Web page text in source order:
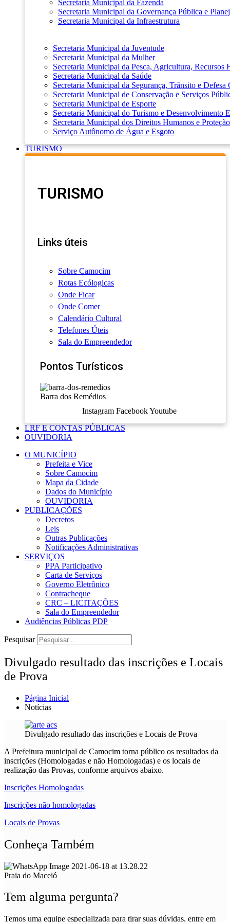
Secretaria Municipal da Fazenda
Secretaria Municipal da Governança Pública e
Secretaria Municipal da Infraestrutura
Secretaria Municipal da Juventude
Secretaria Municipal da Mulher
Secretaria Municipal da Pesca, Agricultura, Recursos
Secretaria Municipal da Saúde
Secretaria Municipal da Segurança, Trânsito e Defesa
Secretaria Municipal de Conservação e Serviços
Secretaria Municipal de Esporte
Secretaria Municipal do Turismo e Desenvolvimento
Secretaria Municipal dos Direitos Humanos e
Serviço Autônomo de Água e Esgoto
TURISMO
TURISMO
Links úteis
Sobre Camocim
Rotas Ecólogicas
Onde Ficar
Onde Comer
Calendário Cultural
Telefones Úteis
Sala do Empreendedor
Pontos Turísticos
Barra dos Remédios
Instagram Facebook Youtube
LRF E CONTAS PÚBLICAS
OUVIDORIA
O MUNICÍPIO
Prefeita e Vice
Sobre Camocim
Mapa da Cidade
Dados do Município
OUVIDORIA
PUBLICAÇÕES
Decretos
Leis
Outras Publicações
Notificações Administrativas
SERVIÇOS
PPA Participativo
Carta de Serviços
Governo Eletrônico
Contracheque
CRC – LICITAÇÕES
Sala do Empreendedor
Audiências Públicas PDP
Pesquisar
Divulgado resultado das inscrições e Locais
de Prova
Página Inicial
Notícias
Divulgado resultado das inscrições e Locais de Prova
A Prefeitura municipal de Camocim torna público os resultados da
inscrições (Homologadas e não Homologadas) e os locais de
realização das Provas, conforme arquivos abaixo.
Inscrições Homologadas
Inscrições não homologadas
Locais de Provas
Conheça Também
Praia do Maceió
Tem alguma pergunta?
Temos uma equipe especializada para tirar suas dúvidas, entre em